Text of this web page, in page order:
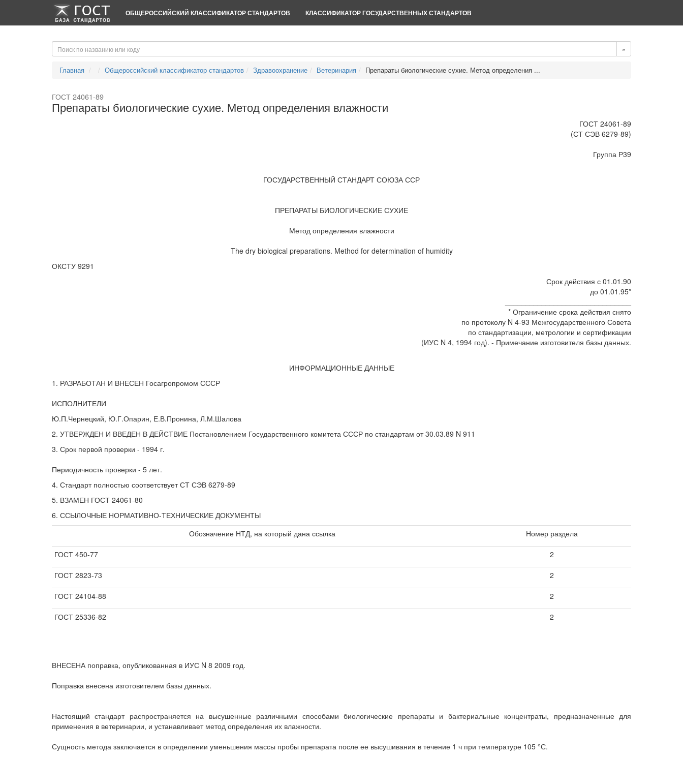
ОБЩЕРОССИЙСКИЙ КЛАССИФИКАТОР СТАНДАРТОВ КЛАССИФИКАТОР ГОСУДАРСТВЕННЫХ СТАНДАРТОВ
»
Главная Общероссийский классификатор стандартов Здравоохранение Ветеринария Препараты биологические сухие. Метод определения ...
ГОСТ 24061-89
Препараты биологические сухие. Метод определения влажности
ГОСТ 24061-89
(СТ СЭВ 6279-89)
Группа Р39
ГОСУДАРСТВЕННЫЙ СТАНДАРТ СОЮЗА ССР
ПРЕПАРАТЫ БИОЛОГИЧЕСКИЕ СУХИЕ
Метод определения влажности
The dry biological preparations. Method for determination of humidity
ОКСТУ 9291
Срок действия с 01.01.90
до 01.01.95*
* Ограничение срока действия снято
по протоколу N 4-93 Межгосударственного Совета
по стандартизации, метрологии и сертификации
(ИУС N 4, 1994 год). - Примечание изготовителя базы данных.
ИНФОРМАЦИОННЫЕ ДАННЫЕ
1. РАЗРАБОТАН И ВНЕСЕН Госагропромом СССР
ИСПОЛНИТЕЛИ
Ю.П.Чернецкий, Ю.Г.Опарин, Е.В.Пронина, Л.М.Шалова
2. УТВЕРЖДЕН И ВВЕДЕН В ДЕЙСТВИЕ Постановлением Государственного комитета СССР по стандартам от 30.03.89 N 911
3. Срок первой проверки - 1994 г.
Периодичность проверки - 5 лет.
4. Стандарт полностью соответствует СТ СЭВ 6279-89
5. ВЗАМЕН ГОСТ 24061-80
6. ССЫЛОЧНЫЕ НОРМАТИВНО-ТЕХНИЧЕСКИЕ ДОКУМЕНТЫ
Обозначение НТД, на который дана ссылка
Номер раздела
ГОСТ 450-77 2
ГОСТ 2823-73 2
ГОСТ 24104-88 2
ГОСТ 25336-82 2
ВНЕСЕНА поправка, опубликованная в ИУС N 8 2009 год.
Поправка внесена изготовителем базы данных.
Настоящий стандарт распространяется на высушенные различными способами биологические препараты и бактериальные концентраты, предназначенные для
применения в ветеринарии, и устанавливает метод определения их влажности.
Сущность метода заключается в определении уменьшения массы пробы препарата после ее высушивания в течение 1 ч при температуре 105 °С.